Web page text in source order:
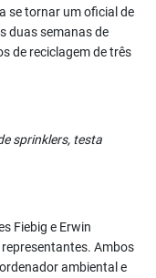
se tornar um oficial de
duas semanas de
de reciclagem de três
sprinklers, testa
Fiebig e Erwin
Ambos
ambiental e